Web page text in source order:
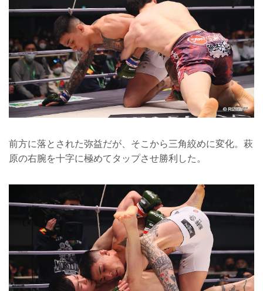
前方に落とされた弥益だが、そこから三角絞めに変化。萩
原の右腕を十字に極めてタップさせ勝利した。